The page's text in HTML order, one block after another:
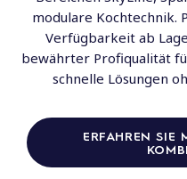
modulare Kochtechnik.
Verfügbarkeit ab
bewährter Profiqualität
schnelle Lösungen
ERFAHREN SIE